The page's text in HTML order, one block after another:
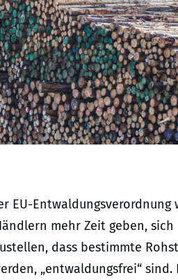
EU-
mehr Zeit geben,
dass bestimmte
„entwaldungsfrei“